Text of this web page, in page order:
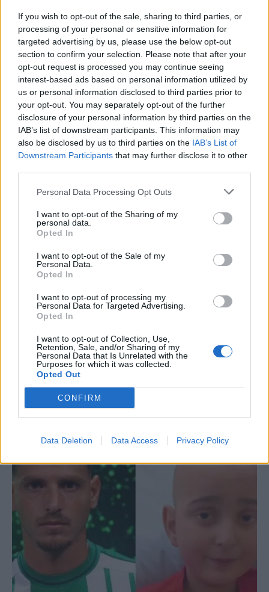
If you wish to opt-out of the sale, sharing to third parties, or
processing of your personal or sensitive information for
targeted advertising by us, please use the below opt-out
section to confirm your selection. Please note that after your
opt-out request is processed you may continue seeing
interest-based ads based on personal information utilized by
us or personal information disclosed to third parties prior to
your opt-out. You may separately opt-out of the further
disclosure of your personal information by third parties on the
IAB’s list of downstream participants. This information may
also be disclosed by us to third parties on the IAB’s List of
Downstream Participants that may further disclose it to other
Personal Data Processing Opt Outs
I want to opt-out of the Sharing of my
personal data.
Opted In
I want to opt-out of the Sale of my
Personal Data.
Opted In
I want to opt-out of processing my
Personal Data for Targeted Advertising.
Opted In
I want to opt-out of Collection, Use,
Retention, Sale, and/or Sharing of my
Personal Data that Is Unrelated with the
Purposes for which it was collected.
Opted Out
CONFIRM
Data Deletion Data Access Privacy Policy
Εριέττα Κούρκουλου: Τα φιλιά με τον
Βύρωνα Βασιλειάδη στις διακοπές τους και
τα γενέθλια – «Καμία στιγμή ευτυχίας
δεδομένη»
9 Αυγούστου 2026 03:46
ΕΠΟ για τα γενέθλια του Ότο Ρεχάγκελ:
«Χρόνια πολλά στον άνθρωπο που
σημάδεψε την ιστορία της Εθνικής
Ελλάδας»